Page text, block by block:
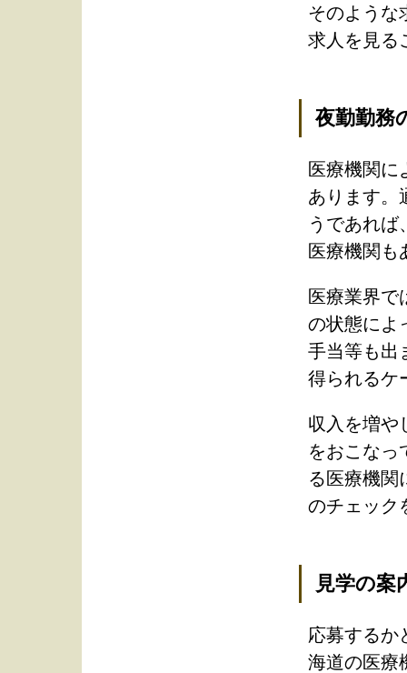
そのような
求人を見る
夜勤勤務
医療機関に
あります。
うであれば
医療機関も
医療業界で
の状態によ
手当等も出
得られるケ
収入を増や
をおこなっ
る医療機関
のチェック
見学の案
応募するか
海道の医療